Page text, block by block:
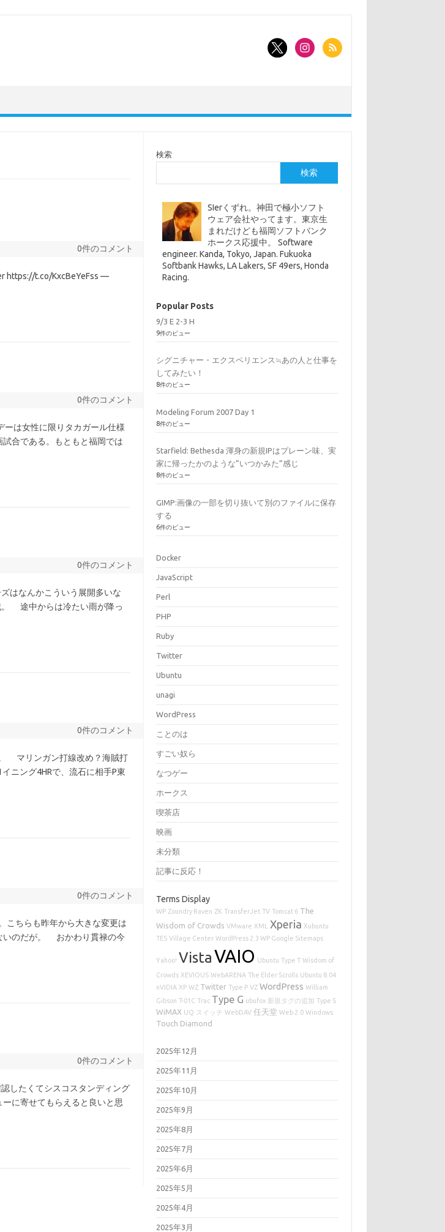
0件のコメント
https://t.co/KxcBeYeFss —
0件のコメント
は女性に限りタカガール仕様
合である。もともと福岡では
0件のコメント
はなんかこういう展開多いな
途中からは冷たい雨が降っ
0件のコメント
マリンガン打線改め？海賊打
ニング4HRで、流石に相手P東
0件のコメント
ちらも昨年から大きな変更は
いのだが。 おかわり貫禄の今
0件のコメント
したくてシスコスタンディング
に寄せてもらえると良いと思
検索
検索
SIerくずれ。神田で極小ソフト
ウェア会社やってます。東京生
まれだけども福岡ソフトバンク
ホークス応援中。 Software
engineer. Kanda, Tokyo, Japan. Fukuoka
Softbank Hawks, LA Lakers, SF 49ers, Honda
Racing.
Popular Posts
9/3 E 2-3 H
9件のビュー
シグニチャー・エクスペリエンス≒あの人と仕事を
してみたい！
8件のビュー
Modeling Forum 2007 Day 1
8件のビュー
Starfield: Bethesda 渾身の新規IPはプレーン味、実
家に帰ったかのような”いつかみた”感じ
8件のビュー
GIMP:画像の一部を切り抜いて別のファイルに保存
する
6件のビュー
Docker
JavaScript
Perl
PHP
Ruby
Twitter
Ubuntu
unagi
WordPress
ことのは
すごい奴ら
なつゲー
ホークス
喫茶店
映画
未分類
記事に反応！
Terms Display
WP Zoundry Raven ZK TransferJet TV Tomcat 6 The
Wisdom of Crowds VMware XML Xperia Xubuntu
TES Village Center WordPress 2.3 WP Google Sitemaps
Yahoo! Vista VAIO Ubuntu Type T Wisdom of
Crowds XEVIOUS WebARENA The Elder Scrolls Ubuntu 8.04
nVIDIA XP WZ Twitter Type P VZ WordPress William
Gibson T-01C Trac Type G ubufox 新規タグの追加 Type S
WiMAX UQ スイッチ WebDAV 任天堂 Web 2.0 Windows
Touch Diamond
2025年12月
2025年11月
2025年10月
2025年9月
2025年8月
2025年7月
2025年6月
2025年5月
2025年4月
2025年3月